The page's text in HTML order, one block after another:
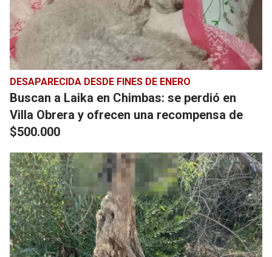
DESAPARECIDA DESDE FINES DE ENERO
Buscan a Laika en Chimbas: se perdió en
Villa Obrera y ofrecen una recompensa de
$500.000